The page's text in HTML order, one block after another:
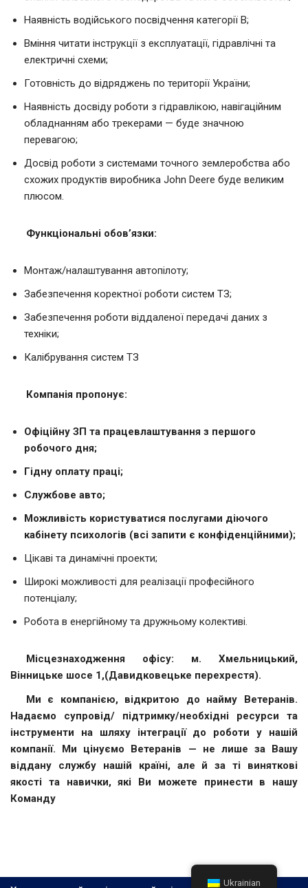
Наявність водійського посвідчення категорії В;
Вміння читати інструкції з експлуатації, гідравлічні та
електричні схеми;
Готовність до відряджень по території України;
Наявність досвіду роботи з гідравлікою, навігаційним
обладнанням або трекерами — буде значною
перевагою;
Досвід роботи з системами точного землеробства або
схожих продуктів виробника John Deere буде великим
плюсом.
Функціональні обов’язки:
Монтаж/налаштування автопілоту;
Забезпечення коректної роботи систем ТЗ;
Забезпечення роботи віддаленої передачі даних з
техніки;
Калібрування систем ТЗ
Компанія пропонує:
Офіційну ЗП та працевлаштування з першого
робочого дня;
Гідну оплату праці;
Службове авто;
Можливість користуватися послугами діючого
кабінету психологів (всі запити є конфіденційними);
Цікаві та динамічні проекти;
Широкі можливості для реалізації професійного
потенціалу;
Робота в енергійному та дружньому колективі.
Місцезнаходження офісу: м. Хмельницький,
Вінницьке шосе 1,(Давидковецьке перехрестя).
Ми є компанією, відкритою до найму Ветеранів.
Надаємо супровід/ підтримку/необхідні ресурси та
інструменти на шляху інтеграції до роботи у нашій
компанії. Ми цінуємо Ветеранів — не лише за Вашу
віддану службу нашій країні, але й за ті виняткові
якості та навички, які Ви можете принести в нашу
Команду
Ukrainian